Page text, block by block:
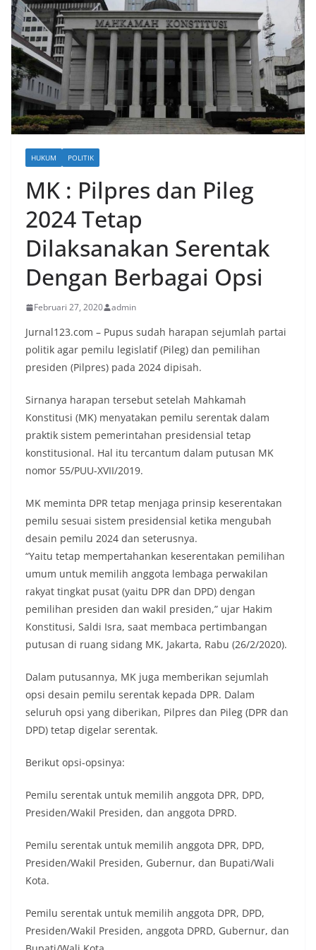
HUKUM POLITIK
MK : Pilpres dan Pileg
2024 Tetap
Dilaksanakan Serentak
Dengan Berbagai Opsi
Februari 27, 2020 admin
Jurnal123.com – Pupus sudah harapan sejumlah partai
politik agar pemilu legislatif (Pileg) dan pemilihan
presiden (Pilpres) pada 2024 dipisah.
Sirnanya harapan tersebut setelah Mahkamah
Konstitusi (MK) menyatakan pemilu serentak dalam
praktik sistem pemerintahan presidensial tetap
konstitusional. Hal itu tercantum dalam putusan MK
nomor 55/PUU-XVII/2019.
MK meminta DPR tetap menjaga prinsip keserentakan
pemilu sesuai sistem presidensial ketika mengubah
desain pemilu 2024 dan seterusnya.
“Yaitu tetap mempertahankan keserentakan pemilihan
umum untuk memilih anggota lembaga perwakilan
rakyat tingkat pusat (yaitu DPR dan DPD) dengan
pemilihan presiden dan wakil presiden,” ujar Hakim
Konstitusi, Saldi Isra, saat membaca pertimbangan
putusan di ruang sidang MK, Jakarta, Rabu (26/2/2020).
Dalam putusannya, MK juga memberikan sejumlah
opsi desain pemilu serentak kepada DPR. Dalam
seluruh opsi yang diberikan, Pilpres dan Pileg (DPR dan
DPD) tetap digelar serentak.
Berikut opsi-opsinya:
Pemilu serentak untuk memilih anggota DPR, DPD,
Presiden/Wakil Presiden, dan anggota DPRD.
Pemilu serentak untuk memilih anggota DPR, DPD,
Presiden/Wakil Presiden, Gubernur, dan Bupati/Wali
Kota.
Pemilu serentak untuk memilih anggota DPR, DPD,
Presiden/Wakil Presiden, anggota DPRD, Gubernur, dan